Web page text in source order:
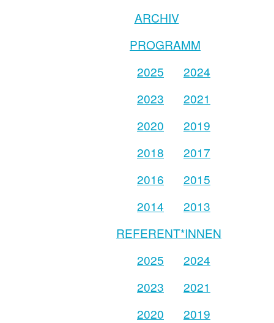
ARCHIV
PROGRAMM
2025
2024
2023
2021
2020
2019
2018
2017
2016
2015
2014
2013
REFERENT*INNEN
2025
2024
2023
2021
2020
2019